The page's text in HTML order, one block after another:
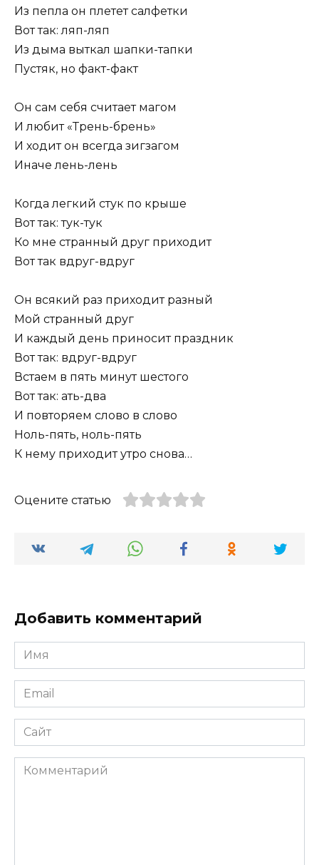
Из пепла он плетет салфетки
Вот так: ляп-ляп
Из дыма выткал шапки-тапки
Пустяк, но факт-факт
Он сам себя считает магом
И любит «Трень-брень»
И ходит он всегда зигзагом
Иначе лень-лень
Когда легкий стук по крыше
Вот так: тук-тук
Ко мне странный друг приходит
Вот так вдруг-вдруг
Он всякий раз приходит разный
Мой странный друг
И каждый день приносит праздник
Вот так: вдруг-вдруг
Встаем в пять минут шестого
Вот так: ать-два
И повторяем слово в слово
Ноль-пять, ноль-пять
К нему приходит утро снова…
Оцените статью
Добавить комментарий
Имя
*
Email
*
Сайт
Комментарий